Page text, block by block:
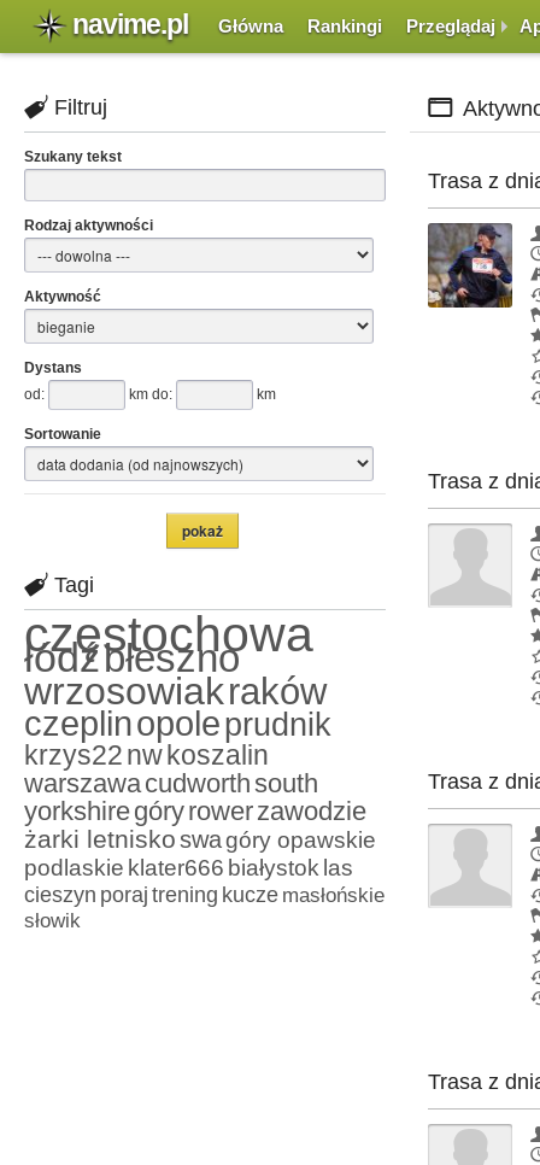
navime.pl Główna Rankingi Przeglądaj
Filtruj
Szukany tekst
Rodzaj aktywności
Aktywność
Dystans
od:
km do: km
Sortowanie
Tagi
częstochowa
łódźbłeszno
wrzosowiakraków
czeplinopoleprudnik
krzys22nwkoszalin
warszawacudworthsouth
yorkshiregóryrowerzawodzie
żarki letniskoswagóry opawskie
podlaskie klater666 białystok las
cieszyn poraj trening kucze masłońskie
słowik
Trasa z
Trasa z
Trasa z
Trasa z